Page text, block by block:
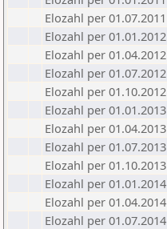
Elozahl per 01.07.2011
Elozahl per 01.01.2012
Elozahl per 01.04.2012
Elozahl per 01.07.2012
Elozahl per 01.10.2012
Elozahl per 01.01.2013
Elozahl per 01.04.2013
Elozahl per 01.07.2013
Elozahl per 01.10.2013
Elozahl per 01.01.2014
Elozahl per 01.04.2014
Elozahl per 01.07.2014